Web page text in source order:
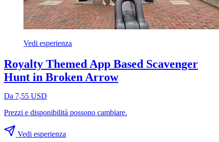
Vedi esperienza
Royalty Themed App Based Scavenger
Hunt in Broken Arrow
Da 7,55 USD
Prezzi e disponibilità possono cambiare.
Vedi esperienza